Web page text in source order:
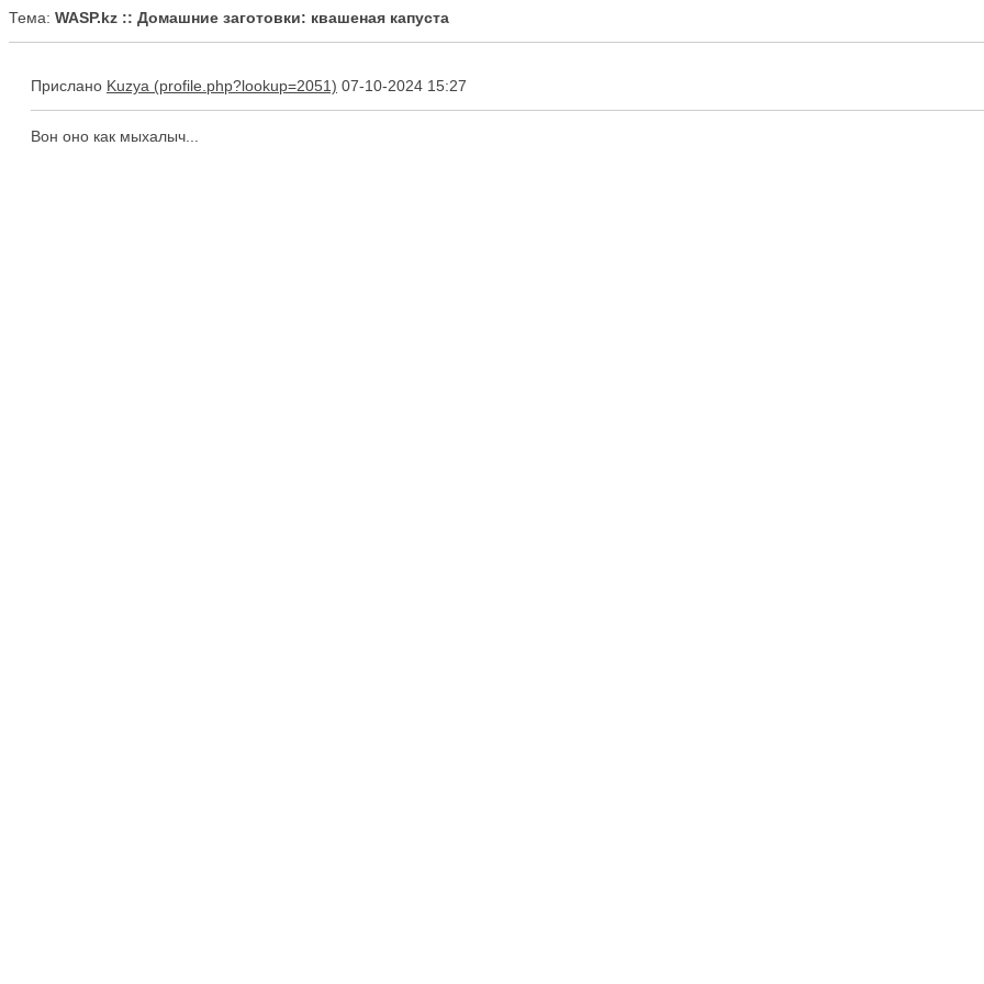
Тема: WASP.kz :: Домашние заготовки: квашеная капуста
Прислано Kuzya 07-10-2024 15:27
Вон оно как мыхалыч...